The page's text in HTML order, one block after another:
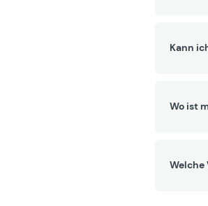
Kann
Wo ist
Welche